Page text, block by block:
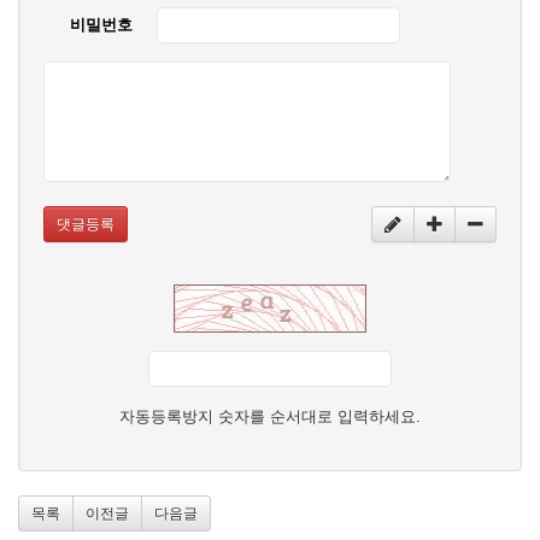
비밀번호
댓글등록
자동등록방지 숫자를 순서대로 입력하세요.
목록 이전글 다음글